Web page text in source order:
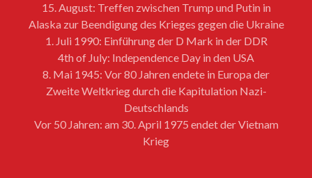
15. August: Treffen zwischen Trump und Putin in
Alaska zur Beendigung des Krieges gegen die Ukraine
1. Juli 1990: Einführung der D Mark in der DDR
4th of July: Independence Day in den USA
8. Mai 1945: Vor 80 Jahren endete in Europa der
Zweite Weltkrieg durch die Kapitulation Nazi-
Deutschlands
Vor 50 Jahren: am 30. April 1975 endet der Vietnam
Krieg